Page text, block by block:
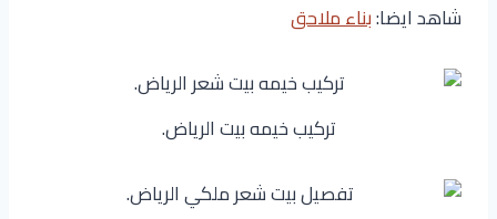
شاهد ايضا:بناء ملاحق
تركيب خيمه بيت الرياض.